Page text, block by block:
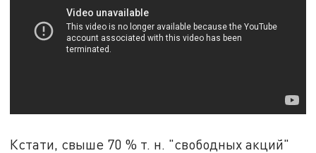
Кстати, свыше 70 % т. н. "свободных акций"